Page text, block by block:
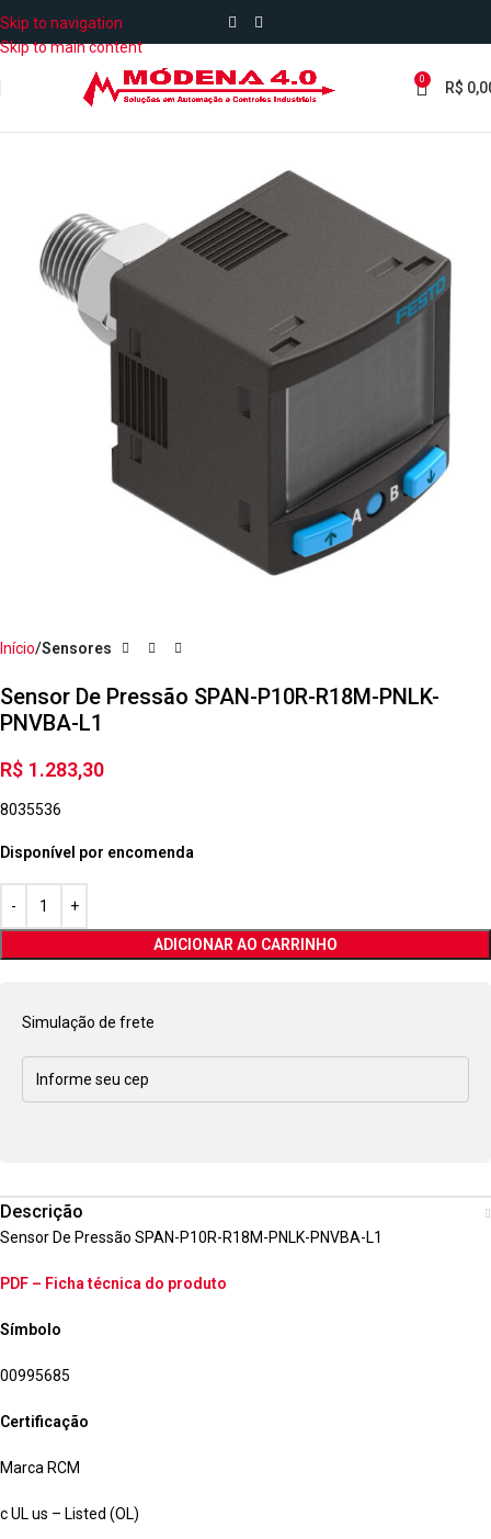
Skip to navigation
Skip to main content
0 R$
Início Sensores
Sensor De Pressão SPAN-P10R-R18M-PNLK-
PNVBA-L1
R$ 1.283,30
8035536
Disponível por encomenda
ADICIONAR AO CARRINHO
Simulação de frete
Descrição
Sensor De Pressão SPAN-P10R-R18M-PNLK-PNVBA-L1
PDF – Ficha técnica do produto
Símbolo
00995685
Certificação
Marca RCM
c UL us – Listed (OL)